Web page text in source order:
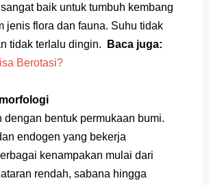
baik untuk tumbuh kembang
jenis flora dan fauna. Suhu tidak
tidak terlalu dingin.
Baca juga:
Berotasi?
dengan bentuk permukaan bumi.
endogen yang bekerja
kenampakan mulai dari
rendah, sabana hingga